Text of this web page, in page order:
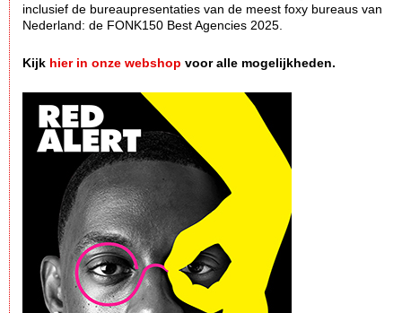
inclusief de bureaupresentaties van de meest foxy bureaus van
Nederland: de FONK150 Best Agencies 2025.
Kijk hier in onze webshop voor alle mogelijkheden.